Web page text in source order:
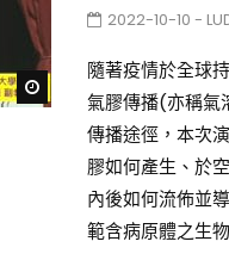
Watch Later
2022-10-10 -
隨著疫情於全球
氣膠傳播(亦稱氣
傳播途徑，本次
膠如何產生、於
內後如何流佈並
範含病原體之生